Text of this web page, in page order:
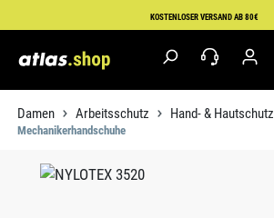
Zum Hauptinhalt springenKOSTENLOSER VERSAND AB 80€
Damen Arbeitsschutz Hand- & Hautschutz
Mechanikerhandschuhe
Bildergalerie überspringen